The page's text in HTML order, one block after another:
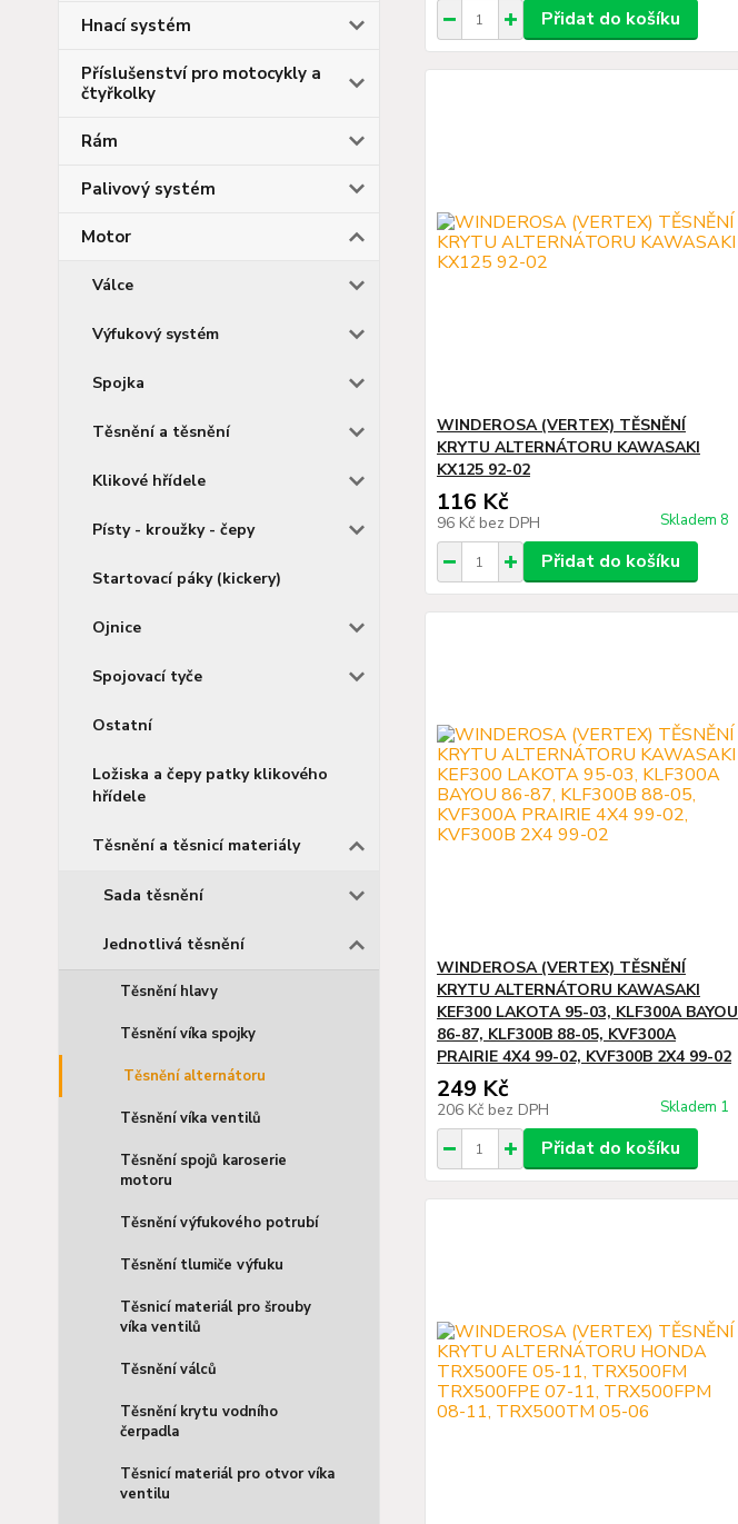
Hnací systém
Příslušenství pro motocykly a
čtyřkolky
Rám
Palivový systém
Motor
Válce
Výfukový systém
Spojka
Těsnění a těsnění
Klikové hřídele
Písty - kroužky - čepy
Startovací páky (kickery)
Ojnice
Spojovací tyče
Ostatní
Ložiska a čepy patky klikového
hřídele
Těsnění a těsnicí materiály
Sada těsnění
Jednotlivá těsnění
Těsnění hlavy
Těsnění víka spojky
Těsnění alternátoru
Těsnění víka ventilů
Těsnění spojů karoserie
motoru
Těsnění výfukového potrubí
Těsnění tlumiče výfuku
Těsnicí materiál pro šrouby
víka ventilů
Těsnění válců
Těsnění krytu vodního
čerpadla
Těsnicí materiál pro otvor víka
ventilu
Přidat do košíku
WINDEROSA (VERTEX) TĚSNĚNÍ
KRYTU ALTERNÁTORU KAWASAKI
KX125 92-02
116 Kč
96 Kč bez DPH Skladem 8
Přidat do košíku
WINDEROSA (VERTEX) TĚSNĚNÍ
KRYTU ALTERNÁTORU KAWASAKI
KEF300 LAKOTA 95-03, KLF300A BAYOU
86-87, KLF300B 88-05, KVF300A
PRAIRIE 4X4 99-02, KVF300B 2X4 99-02
249 Kč
206 Kč bez DPH Skladem 1
Přidat do košíku